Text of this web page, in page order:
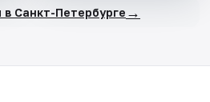
в Санкт-Петербурге →